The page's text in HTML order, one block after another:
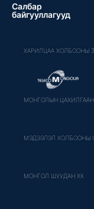
Салбар
байгууллагууд
ХАРИЛЦАА ХОЛБООНЫ
МОНГОЛЫН
МЭДЭЭЛЭЛ ХОЛБООНЫ
МОНГОЛ ШУУДАН ХК